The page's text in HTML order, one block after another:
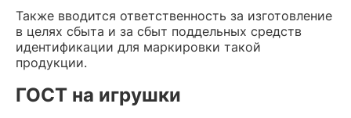
Также вводится ответственность за изготовление
в целях сбыта и за сбыт поддельных средств
идентификации для маркировки такой
продукции.
ГОСТ на игрушки